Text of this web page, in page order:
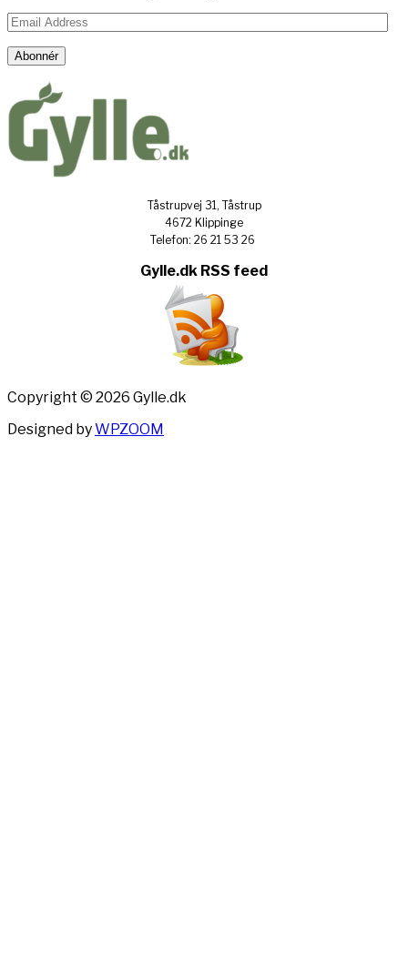
Email
Abonnér
Tåstrupvej 31, Tåstrup
4672 Klippinge
Telefon: 26 21 53 26
Gylle.dk RSS feed
Copyright © 2026 Gylle.dk
Designed byWPZOOM